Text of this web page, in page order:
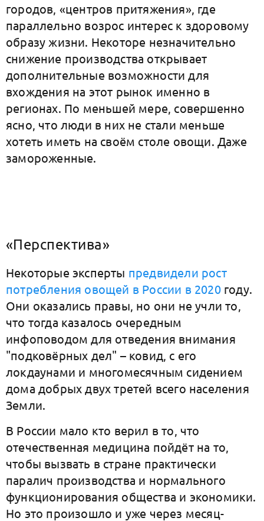
городов, «центров притяжения», где
параллельно возрос интерес к здоровому
образу жизни. Некоторе незначительно
снижение производства открывает
дополнительные возможности для
вхождения на этот рынок именно в
регионах. По меньшей мере, совершенно
ясно, что люди в них не стали меньше
хотеть иметь на своём столе овощи. Даже
замороженные.
«Перспектива»
Некоторые эксперты предвидели рост
потребления овощей в России в 2020году.
Они оказались правы, но они не учли то,
что тогда казалось очередным
инфоповодом для отведения внимания
"подковёрных дел" – ковид, с его
локдаунами и многомесячным сидением
дома добрых двух третей всего населения
Земли.
В России мало кто верил в то, что
отечественная медицина пойдёт на то,
чтобы вызвать в стране практически
паралич производства и нормального
функционирования общества и экономики.
Но это произошло и уже через месяц-